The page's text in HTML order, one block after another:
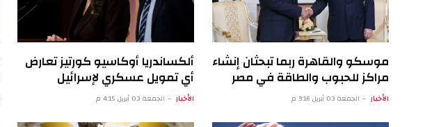
موسكو والقاهرة ربما تبحثان إنشاء
مراكز للحبوب والطاقة في مصر
الأخبار الجمعة 03 أبريل 9:16 م
ألكساندريا أوكاسيو كورتيز تعارض
أي تمويل عسكري لإسرائيل
الأخبار الجمعة 03 أبريل 4:15 م